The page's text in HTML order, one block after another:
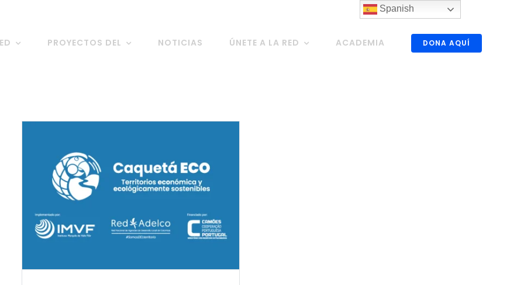
PROYECTOS DEL NOTICIAS ÚNETE A LA RED ACADEMIA DONA AQUÍ
Spanish